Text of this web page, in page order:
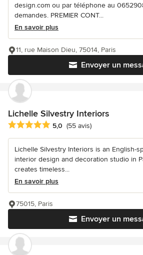
design.com ou par téléphone au
demandes. PREMIER CONT...
En savoir plus
Envoyer un
11, rue Maison Dieu, 75014, Paris
Lichelle Silvestry Interiors
Note moyenne : 5 étoiles sur 5
5,0 (55 avis)
Lichelle Silvestry Interiors is an English-
interior design and decoration studio in
creates timeless...
En savoir plus
Envoyer un
75015, Paris